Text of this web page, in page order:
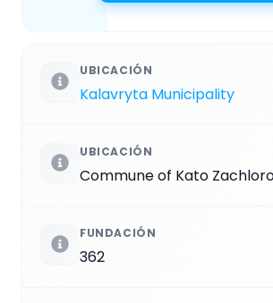
UBICACIÓN
Kalavryta Municipality
UBICACIÓN
Commune of Kato
FUNDACIÓN
362